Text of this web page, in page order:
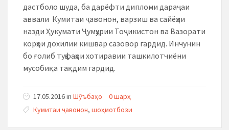
дастболо шуда, ба дарёфти дипломи дараҷаи
аввали Кумитаи ҷавонон, варзиш ва сайёҳии
назди Ҳукумати Ҷумҳурии Тоҷикистон ва Вазорати
корҳои дохилии кишвар сазовор гардид. Инчунин
бо ғолиб туҳфаҳои хотиравии ташкилотчиёни
мусобиқа тақдим гардид.
17.05.2016 in Шӯъбаҳо
0 шарҳ
Кумитаи ҷавонон, шоҳмотбози